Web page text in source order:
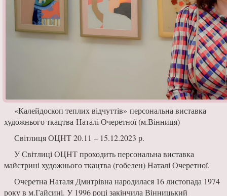
«Калейдоскоп теплих відчуттів» персональна виставка
художнього ткацтва Наталі Очеретної (м.Вінниця)
Світлиця ОЦНТ 20.11 – 15.12.2023 р.
У Світлиці ОЦНТ проходить персональна виставка
майстрині художнього ткацтва (гобелен) Наталі Очеретної.
Очеретна Наталя Дмитрівна народилася 16 листопада 1974
року в м.Гайсині. У 1996 році закінчила Вінницький